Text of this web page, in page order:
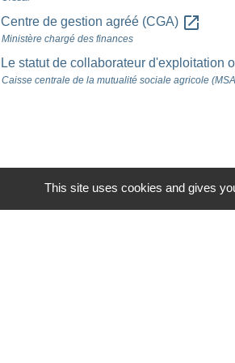
Centre de gestion agréé (CGA) open_in_new
Ministère chargé des finances
Le statut de collaborateur d'exploitation
Caisse centrale de la mutualité sociale agricole
This site uses cookies and gives